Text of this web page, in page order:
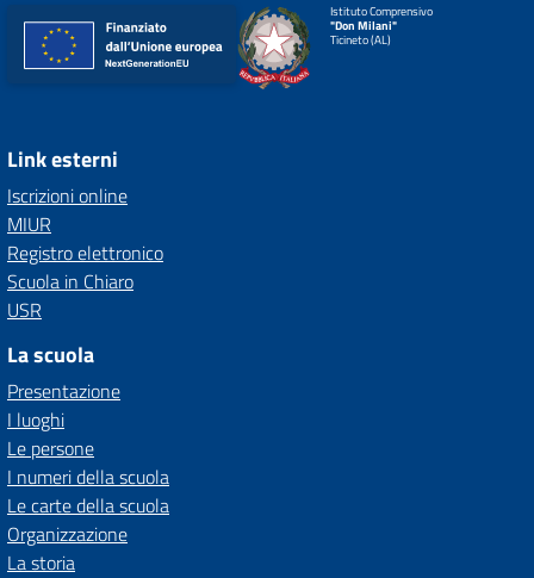
Istituto Comprensivo
"Don Milani"
Ticineto (AL)
Link esterni
Iscrizioni online
MIUR
Registro elettronico
Scuola in Chiaro
USR
La scuola
Presentazione
I luoghi
Le persone
I numeri della scuola
Le carte della scuola
Organizzazione
La storia